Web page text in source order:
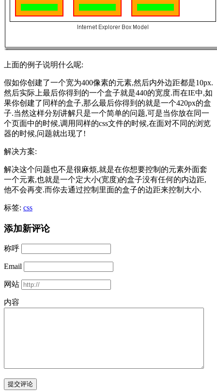
上面的例子说明什么呢:
假如你创建了一个宽为400像素的元素,然后内外边距都是10px.
然后实际上最后你得到的一个盒子就是440的宽度.而在IE中,如
果你创建了同样的盒子,那么最后你得到的就是一个420px的盒
子.当然这样分别讲解只是一个简单的问题,可是当你放在同一
个页面中的时候,调用同样的css文件的时候,在面对不同的浏览
器的时候,问题就出现了!
解决方案:
解决这个问题也不是很麻烦,就是在你想要控制的元素外面套
一个元素,也就是一个定大小(宽度)的盒子没有任何的内边距,
他不会再变.而你去通过控制里面的盒子的边距来控制大小.
标签: css
添加新评论
称呼
Email
网站
内容
提交评论